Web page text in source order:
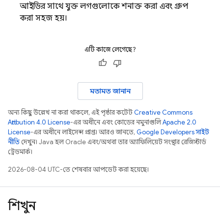
আইডির সাথে যুক্ত লগগুলোকে শনাক্ত করা এবং গ্রুপ
করা সহজ হয়।
এটি কাজে লেগেছে?
মতামত জানান
অন্য কিছু উল্লেখ না করা থাকলে, এই পৃষ্ঠার কন্টেন্টCreative Commons
Attribution 4.0 License-এর অধীনে এবং কোডের নমুনাগুলিApache 2.0
License-এর অধীনে লাইসেন্স প্রাপ্ত। আরও জানতে,Google Developers সাইট
নীতি দেখুন। Java হল Oracle এবং/অথবা তার অ্যাফিলিয়েট সংস্থার রেজিস্টার্ড
ট্রেডমার্ক।
2026-08-04 UTC-তে শেষবার আপডেট করা হয়েছে।
শিখুন